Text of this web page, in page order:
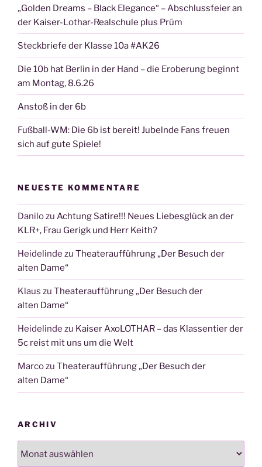
„Golden Dreams – Black Elegance“ – Abschlussfeier an
der Kaiser-Lothar-Realschule plus Prüm
Steckbriefe der Klasse 10a #AK26
Die 10b hat Berlin in der Hand – die Eroberung beginnt
am Montag, 8.6.26
Anstoß in der 6b
Fußball-WM: Die 6b ist bereit! Jubelnde Fans freuen
sich auf gute Spiele!
NEUESTE KOMMENTARE
Danilozu Achtung Satire!!! Neues Liebesglück an der
KLR+, Frau Gerigk und Herr Keith?
Heidelinde zu Theateraufführung „Der Besuch der
alten Dame“
Klaus zu Theateraufführung „Der Besuch der
alten Dame“
Heidelinde zu Kaiser AxoLOTHAR – das Klassentier der
5c reist mit uns um die Welt
Marcozu Theateraufführung „Der Besuch der
alten Dame“
ARCHIV